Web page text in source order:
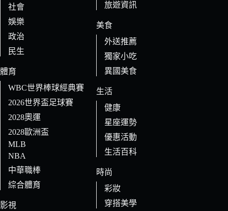
社會
娛樂
政治
民生
體育
WBC世界棒球經典賽
2026世界盃足球賽
2028奧運
2028歐洲盃
MLB
NBA
中華職棒
綜合體育
影視
旅遊資訊
美食
外送推薦
獨家小吃
異國美食
生活
健康
星座運勢
優惠活動
生活百科
時尚
彩妝
穿搭美學